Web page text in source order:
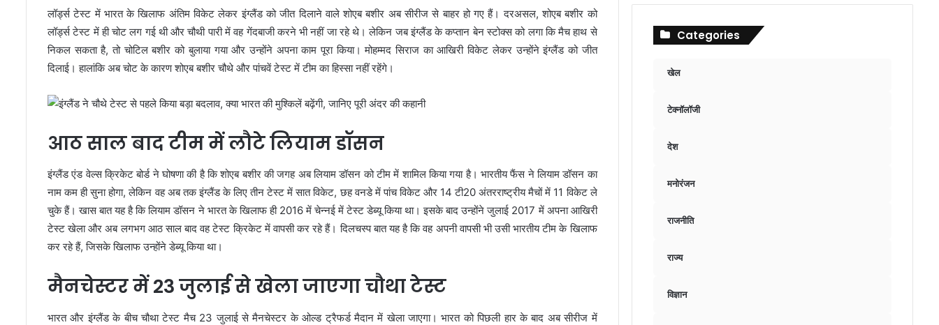
लॉर्ड्स टेस्ट में भारत के खिलाफ अंतिम विकेट लेकर इंग्लैंड को जीत दिलाने वाले शोएब बशीर अब सीरीज से बाहर हो गए हैं। दरअसल, शोएब बशीर को
लॉर्ड्स टेस्ट में ही चोट लग गई थी और चौथी पारी में वह गेंदबाजी करने भी नहीं जा रहे थे। लेकिन जब इंग्लैंड के कप्तान बेन स्टोक्स को लगा कि मैच हाथ से
निकल सकता है, तो चोटिल बशीर को बुलाया गया और उन्होंने अपना काम पूरा किया। मोहम्मद सिराज का आखिरी विकेट लेकर उन्होंने इंग्लैंड को जीत
दिलाई। हालांकि अब चोट के कारण शोएब बशीर चौथे और पांचवें टेस्ट में टीम का हिस्सा नहीं रहेंगे।
आठ साल बाद टीम में लौटे लियाम डॉसन
इंग्लैंड एंड वेल्स क्रिकेट बोर्ड ने घोषणा की है कि शोएब बशीर की जगह अब लियाम डॉसन को टीम में शामिल किया गया है। भारतीय फैंस ने लियाम डॉसन का
नाम कम ही सुना होगा, लेकिन वह अब तक इंग्लैंड के लिए तीन टेस्ट में सात विकेट, छह वनडे में पांच विकेट और 14 टी20 अंतरराष्ट्रीय मैचों में 11 विकेट ले
चुके हैं। खास बात यह है कि लियाम डॉसन ने भारत के खिलाफ ही 2016 में चेन्नई में टेस्ट डेब्यू किया था। इसके बाद उन्होंने जुलाई 2017 में अपना आखिरी
टेस्ट खेला और अब लगभग आठ साल बाद वह टेस्ट क्रिकेट में वापसी कर रहे हैं। दिलचस्प बात यह है कि वह अपनी वापसी भी उसी भारतीय टीम के खिलाफ
कर रहे हैं, जिसके खिलाफ उन्होंने डेब्यू किया था।
मैनचेस्टर में 23 जुलाई से खेला जाएगा चौथा टेस्ट
भारत और इंग्लैंड के बीच चौथा टेस्ट मैच 23 जुलाई से मैनचेस्टर के ओल्ड ट्रैफर्ड मैदान में खेला जाएगा। भारत को पिछली हार के बाद अब सीरीज में
Categories
खेल
टेक्नॉलॉजी
देश
मनोरंजन
राजनीति
राज्य
विज्ञान